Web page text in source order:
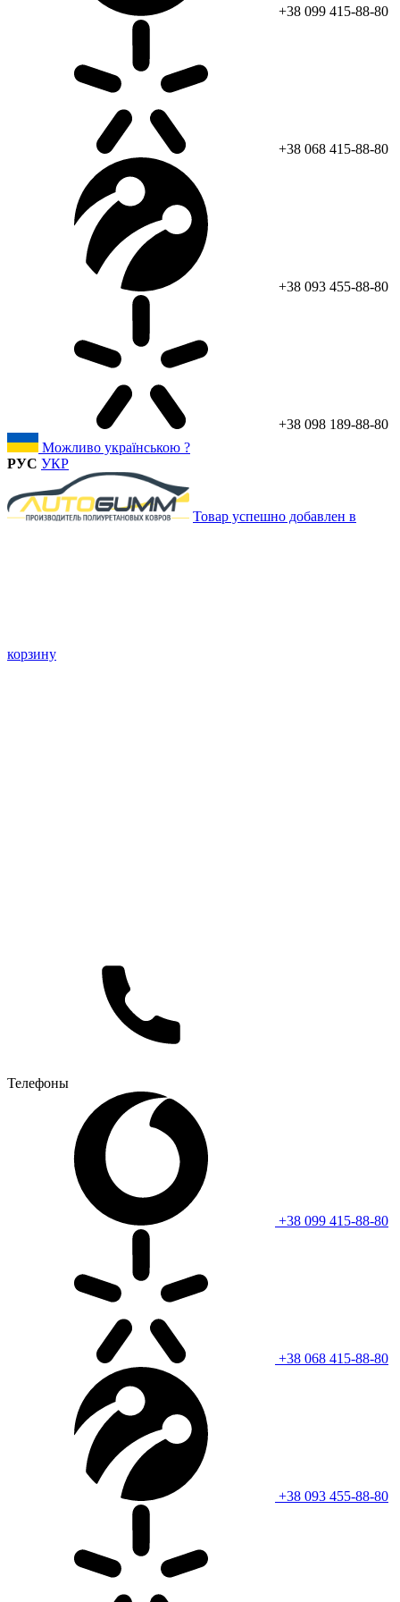
+38 099 415-88-80
+38 068 415-88-80
+38 093 455-88-80
+38 098 189-88-80
Можливо українською ?
РУС УКР
Товар успешно добавлен в
корзину
Телефоны
+38 099 415-88-80
+38 068 415-88-80
+38 093 455-88-80